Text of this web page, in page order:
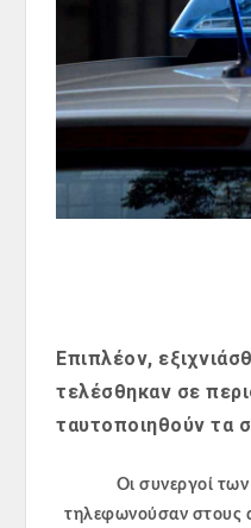
Επιπλέον,
τελέσθηκαν σε
ταυτοποιηθούν τα
Οι συνεργοί
τηλεφωνούσαν στους